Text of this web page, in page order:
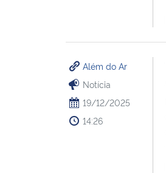
Além do Ar
Notícia
19/12/2025
14:26